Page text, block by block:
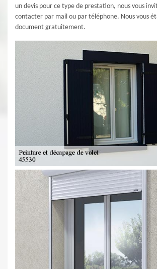
un devis pour ce type de prestation, nous vous
contacter par mail ou par téléphone. Nous vous
document gratuitement.